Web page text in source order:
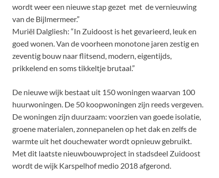
wordt weer een nieuwe stap gezet met de vernieuwing
van de Bijlmermeer.”
Muriël Dalgliesh: “In Zuidoost is het gevarieerd, leuk en
goed wonen.Van de voorheen monotone jaren zestig en
zeventig bouw naarflitsend, modern, eigentijds,
prikkelend en soms tikkeltje brutaal.”
De nieuwe wijk bestaat uit 150 woningen waarvan 100
huurwoningen. De 50 koopwoningen zijn reeds vergeven.
De woningen zijn duurzaam: voorzien van goede isolatie,
groene materialen, zonnepanelen op het dak en zelfs de
warmte uit het douchewater wordt opnieuw gebruikt.
Met dit laatste nieuwbouwproject in stadsdeel Zuidoost
wordt de wijk Karspelhof medio 2018 afgerond.